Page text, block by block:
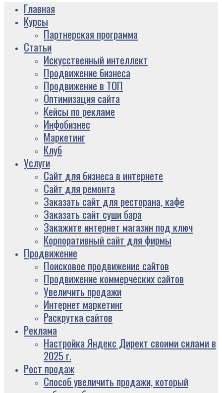
Главная
Курсы
Партнерская программа
Статьи
Искусственный интеллект
Продвижение бизнеса
Продвижение в ТОП
Оптимизация сайта
Кейсы по рекламе
Инфобизнес
Маркетинг
Клуб
Услуги
Сайт для бизнеса в интернете
Сайт для ремонта
Заказать сайт для ресторана, кафе
Заказать сайт суши бара
Закажите интернет магазин под ключ
Корпоративный сайт для фирмы
Продвижение
Поисковое продвижение сайтов
Продвижение коммерческих сайтов
Увеличить продажи
Интернет маркетинг
Раскрутка сайтов
Реклама
Настройка Яндекс Директ своими силами в
2025 г.
Рост продаж
Способ увеличить продажи, который